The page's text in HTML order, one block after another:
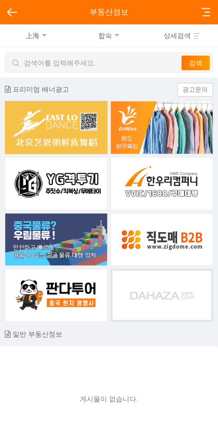
부동산정보
上海 합숙 상세검색
프리미엄 배너광고 광고문의
일반 부동산정보
게시물이 없습니다.